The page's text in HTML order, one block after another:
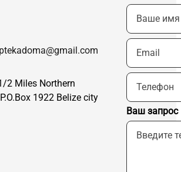
2 Miles Northern
1922 Belize city
Ваш запрос